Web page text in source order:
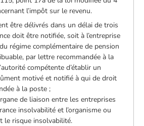
l’impôt sur le revenu.
être délivrés dans un délai de trois
doit être notifiée, soit à l’entreprise
régime complémentaire de pension
par lettre recommandée à la
compétente d’établir un
motivé et notifié à qui de droit
à la poste ;
de liaison entre les entreprises
insolvabilité et l’organisme ou
le risque insolvabilité.